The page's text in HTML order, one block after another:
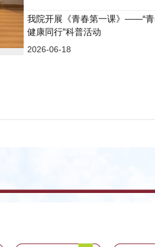
我院开展《青春第一课》——“青
健康同行”科普活动
2026-06-18医院新闻